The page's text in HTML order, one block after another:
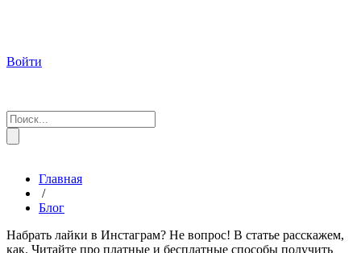
Войти
Главная
/
Блог
Набрать лайки в Инстаграм? Не вопрос! В статье расскажем,
как. Читайте про платные и бесплатные способы получить